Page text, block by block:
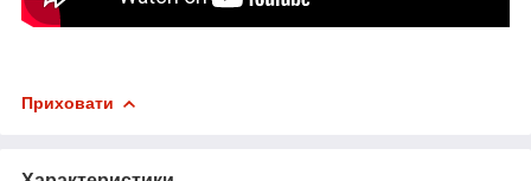
Приховати